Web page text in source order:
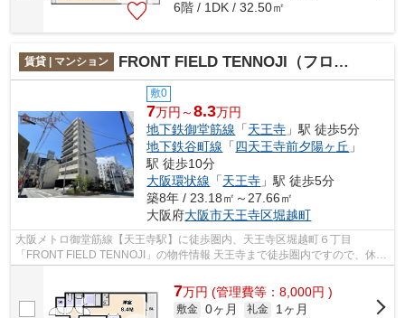
6階 / 1DK / 32.50㎡
賃貸 | マンション FRONT FIELD TENNOJI（フロントフィールドテンノウジ）
敷0
7万円～8.3万円
地下鉄御堂筋線 「天王寺 」駅 徒歩5分
地下鉄谷町線 「四天王寺前夕陽ヶ丘 」
駅 徒歩10分
大阪環状線 「天王寺 」駅 徒歩5分
築8年 / 23.18㎡～27.66㎡
大阪府大阪市天王寺区堀越町
大阪メトロ御堂筋線【天王寺駅】に徒歩圏内、天王寺区堀越町６丁目
「FRONT FIELD TENNOJI」の物件情報 天王寺まで徒歩圏内ですので、休日
にはショッピングや映画を楽しめる好立地♪ ペ...
7万円 (管理費等：8,000円 )
敷金 0ヶ月 礼金
1ヶ月